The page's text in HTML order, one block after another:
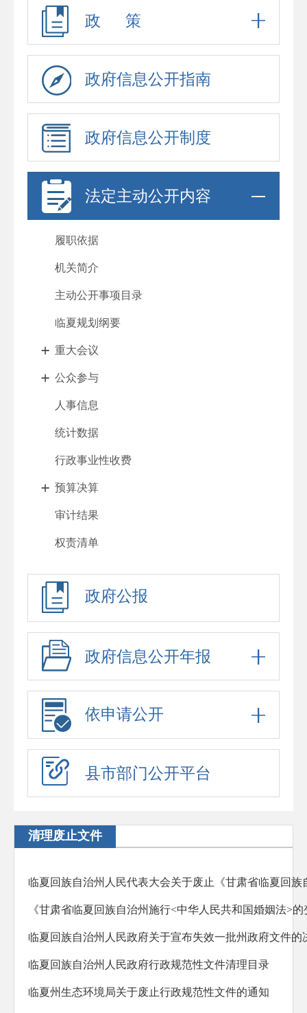
政 策
政府信息公开指南
政府信息公开制度
法定主动公开内容
履职依据
机关简介
主动公开事项目录
临夏规划纲要
重大会议
公众参与
人事信息
统计数据
行政事业性收费
预算决算
审计结果
权责清单
处罚强制
重大项目
政府采购
重大民生信息
招考录用
应急预案
应急演练
法治政府建设年度报告
政府公报
政府信息公开年报
依申请公开
县市部门公开平台
清理废止文件
临夏回族自治州人民政府关于宣布失效一批州政府文件的
临夏回族自治州人民政府行政规范性文件清理目录
临夏州生态环境局关于废止行政规范性文件的通知